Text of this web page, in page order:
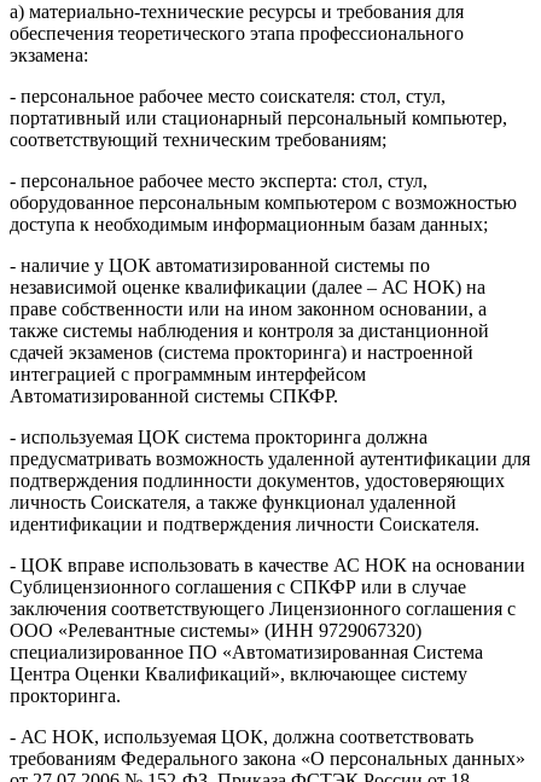
а) материально-технические ресурсы и требования для
обеспечения теоретического этапа профессионального
экзамена:
- персональное рабочее место соискателя: стол, стул,
портативный или стационарный персональный компьютер,
соответствующий техническим требованиям;
- персональное рабочее место эксперта: стол, стул,
оборудованное персональным компьютером с возможностью
доступа к необходимым информационным базам данных;
- наличие у ЦОК автоматизированной системы по
независимой оценке квалификации (далее – АС НОК) на
праве собственности или на ином законном основании, а
также системы наблюдения и контроля за дистанционной
сдачей экзаменов (система прокторинга) и настроенной
интеграцией с программным интерфейсом
Автоматизированной системы СПКФР.
- используемая ЦОК система прокторинга должна
предусматривать возможность удаленной аутентификации для
подтверждения подлинности документов, удостоверяющих
личность Соискателя, а также функционал удаленной
идентификации и подтверждения личности Соискателя.
- ЦОК вправе использовать в качестве АС НОК на основании
Сублицензионного соглашения с СПКФР или в случае
заключения соответствующего Лицензионного соглашения с
ООО «Релевантные системы» (ИНН 9729067320)
специализированное ПО «Автоматизированная Система
Центра Оценки Квалификаций», включающее систему
прокторинга.
- АС НОК, используемая ЦОК, должна соответствовать
требованиям Федерального закона «О персональных данных»